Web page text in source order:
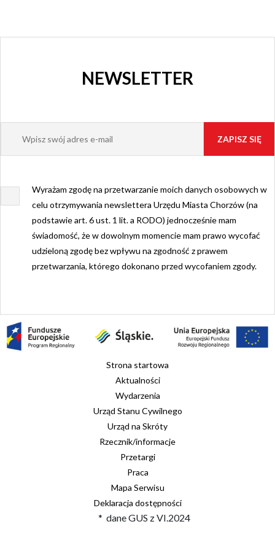
NEWSLETTER
Wyrażam zgodę na przetwarzanie moich danych osobowych w
celu otrzymywania newslettera Urzędu Miasta Chorzów (na
podstawie art. 6 ust. 1 lit. a RODO) jednocześnie mam
świadomość, że w dowolnym momencie mam prawo wycofać
udzieloną zgodę bez wpływu na zgodność z prawem
przetwarzania, którego dokonano przed wycofaniem zgody.
Strona startowa
Aktualności
Wydarzenia
Urząd Stanu Cywilnego
Urząd na Skróty
Rzecznik/informacje
Przetargi
Praca
Mapa Serwisu
Deklaracja dostępności
* dane GUS z VI.2024